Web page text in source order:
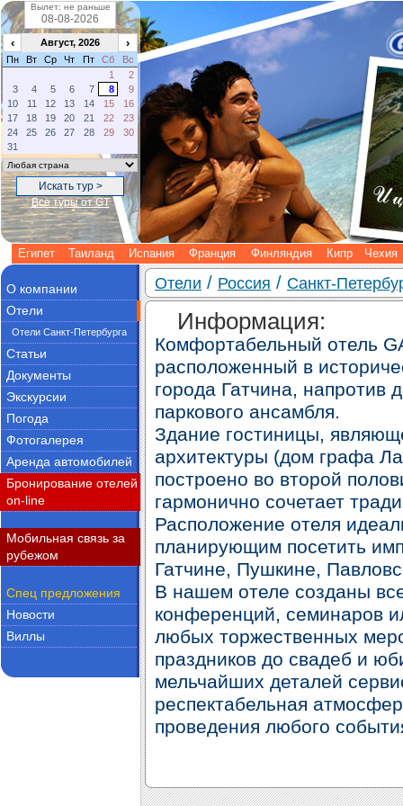
Вылет: не раньше
‹ Август, 2026 ›
Пн Вт Ср Чт Пт Сб
Вс
1
2
3
4 5 6 7 8
9
10
11 12 13 14 15
16
17
18 19 20 21 22
23
24
25 26 27 28 29
30
31
Все туры от GT
Египет Таиланд Испания Франция Финляндия Кипр Чехия
Отели / Россия / Санкт-
Информация:
Комфортабельный отель
расположенный в
города Гатчина, напротив
паркового ансамбля.
Здание гостиницы,
архитектуры (дом графа
построено во второй
гармонично сочетает
Расположение отеля
планирующим посетить
Гатчине, Пушкине,
В нашем отеле созданы
конференций, семинаров
любых торжественных
праздников до свадеб и
мельчайших деталей
респектабельная
проведения любого
О компании
Отели
Отели Санкт-Петербурга
Статьи
Документы
Экскурсии
Погода
Фотогалерея
Аренда автомобилей
Бронирование отелей
on-line
Мобильная связь за
рубежом
Спец предложения
Новости
Виллы